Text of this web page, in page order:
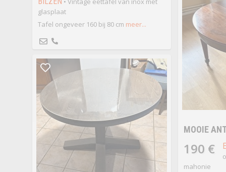
glasplaat
Tafel ongeveer 160 bij 80 cm meer...
MOOIE
190 €
mahonie